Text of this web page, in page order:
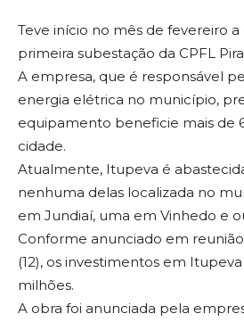
Teve início no mês de fevereiro
primeira subestação da CPFL
A empresa, que é responsável
energia elétrica no município,
equipamento beneficie mais de
cidade.
Atualmente, Itupeva é
nenhuma delas localizada no
em Jundiaí, uma em Vinhedo e
Conforme anunciado em
(12), os investimentos em
milhões.
A obra foi anunciada pela